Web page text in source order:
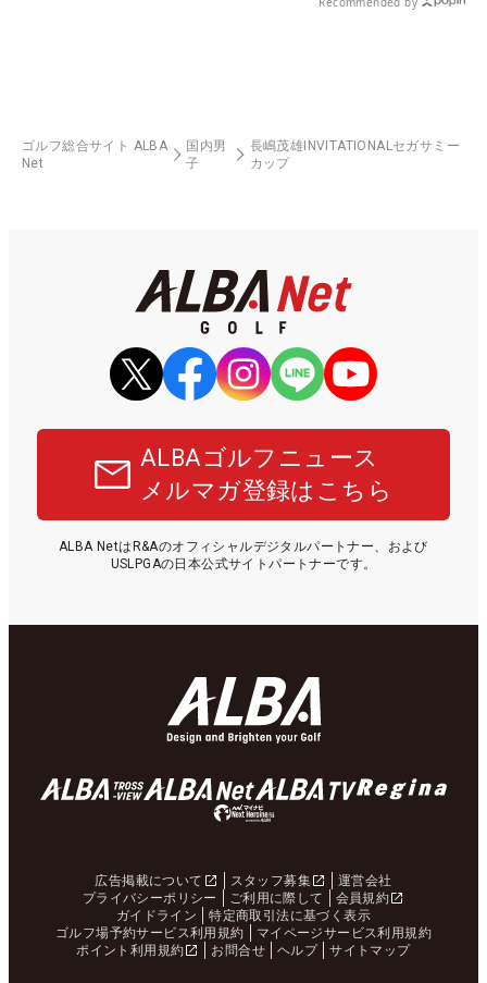
ゴルフ総合サイト ALBA
Net
国内男
子
長嶋茂雄INVITATIONALセガサミー
カップ
ALBAゴルフニュース
メルマガ登録はこちら
ALBA NetはR&Aのオフィシャルデジタルパートナー、および
USLPGAの日本公式サイトパートナーです。
広告掲載について スタッフ募集
運営会社
プライバシーポリシー
ご利用に際して
会員規約
ガイドライン
特定商取引法に基づく表示
ゴルフ場予約サービス利用規約
マイページサービス利用規約
ポイント利用規約
お問合せ ヘルプ サイトマップ